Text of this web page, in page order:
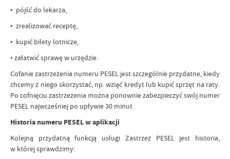
• pójść do lekarza,
• zrealizować receptę,
• kupić bilety lotnicze,
• załatwić sprawę w urzędzie.
Cofanie zastrzeżenia numeru PESEL jest szczególnie przydatne, kiedy
chcemy z niego skorzystać, np. wziąć kredyt lub kupić sprzęt na raty.
Po cofnięciu zastrzeżenia można ponownie zabezpieczyć swój numer
PESEL najwcześniej po upływie 30 minut.
Historia numeru PESEL w aplikacji
Kolejną przydatną funkcją usługi Zastrzeż PESEL jest historia,
w której sprawdzimy: